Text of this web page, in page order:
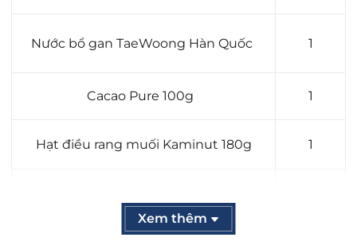
Nước bổ gan TaeWoong Hàn Quốc 1
Cacao Pure 100g 1
Hạt điều rang muối Kaminut 180g 1
Hộp trà hoa cúc túi lọc 20gx2gr
Xem thêm